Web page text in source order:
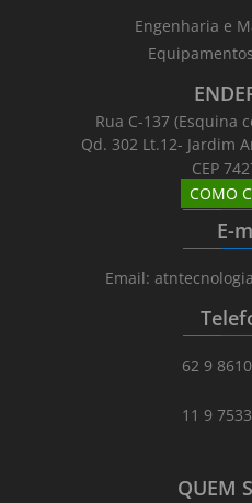
Engenharia e
Rua C-137 (Esquina
Qd. 302 Lt.12- Jardim
CEP
COMO
_______
E-
_______
Email:
_______
62 9
11 9
QUEM
_______